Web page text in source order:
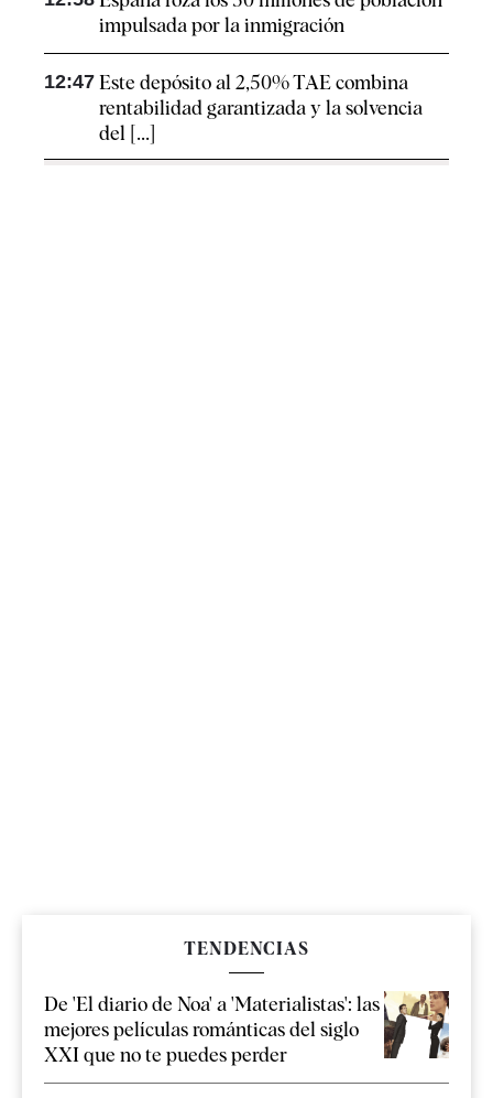
impulsada por la inmigración
12:47 Este depósito al 2,50% TAE combina
rentabilidad garantizada y la solvencia
del [...]
TENDENCIAS
De 'El diario de Noa' a 'Materialistas': las
mejores películas románticas del siglo
XXI que no te puedes perder